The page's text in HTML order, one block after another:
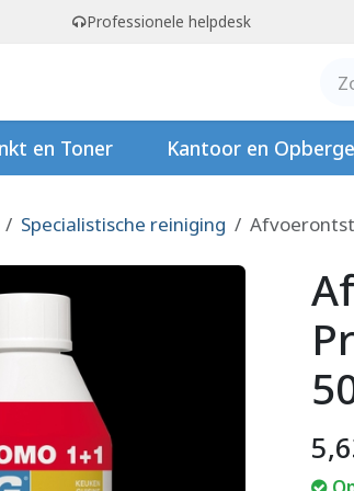
Professionele helpdesk
en Toner Kantoor en
Specialistische reiniging